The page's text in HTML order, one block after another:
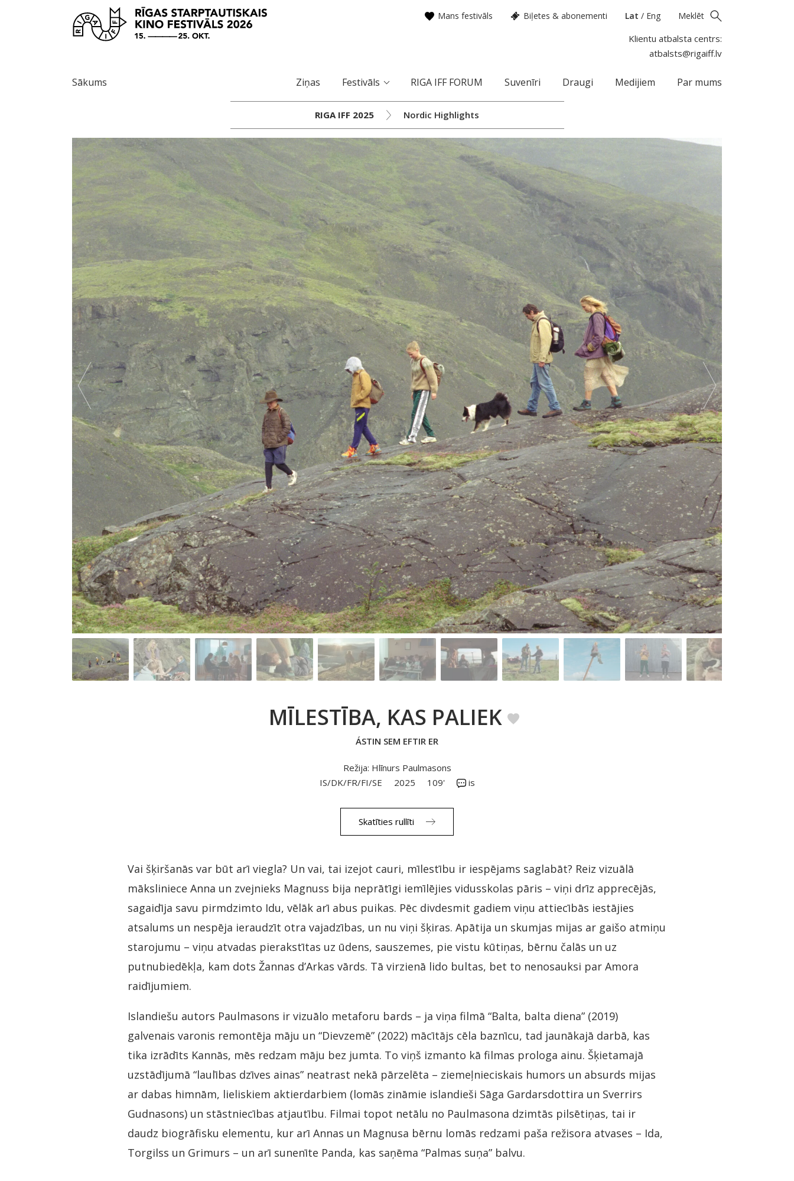
Mans festivāls Biļetes & abonementi Lat / Eng Meklēt
Klientu atbalsta centrs:
atbalsts@rigaiff.lv
Sākums Ziņas Festivāls RIGA IFF FORUM Suvenīri Draugi Medijiem Par mums
RIGA IFF 2025 Nordic Highlights
MĪLESTĪBA, KAS PALIEK
ÁSTIN SEM EFTIR ER
Režija: Hlīnurs Paulmasons
IS/DK/FR/FI/SE
2025 109' is
Skatīties rullīti
Vai šķiršanās var būt arī viegla? Un vai, tai izejot cauri, mīlestību ir iespējams saglabāt? Reiz vizuālā
māksliniece Anna un zvejnieks Magnuss bija neprātīgi iemīlējies vidusskolas pāris – viņi drīz apprecējās,
sagaidīja savu pirmdzimto Idu, vēlāk arī abus puikas. Pēc divdesmit gadiem viņu attiecībās iestājies
atsalums un nespēja ieraudzīt otra vajadzības, un nu viņi šķiras. Apātija un skumjas mijas ar gaišo atmiņu
starojumu – viņu atvadas pierakstītas uz ūdens, sauszemes, pie vistu kūtiņas, bērnu čalās un uz
putnubiedēkļa, kam dots Žannas d’Arkas vārds. Tā virzienā lido bultas, bet to nenosauksi par Amora
raidījumiem.
Islandiešu autors Paulmasons ir vizuālo metaforu bards – ja viņa filmā “Balta, balta diena” (2019)
galvenais varonis remontēja māju un “Dievzemē” (2022) mācītājs cēla baznīcu, tad jaunākajā darbā, kas
tika izrādīts Kannās, mēs redzam māju bez jumta. To viņš izmanto kā filmas prologa ainu. Šķietamajā
uzstādījumā “laulības dzīves ainas” neatrast nekā pārzelēta – ziemeļnieciskais humors un absurds mijas
ar dabas himnām, lieliskiem aktierdarbiem (lomās zināmie islandieši Sāga Gardarsdottira un Sverrirs
Gudnasons) un stāstniecības atjautību. Filmai topot netālu no Paulmasona dzimtās pilsētiņas, tai ir
daudz biogrāfisku elementu, kur arī Annas un Magnusa bērnu lomās redzami paša režisora atvases – Ida,
Torgilss un Grimurs – un arī sunenīte Panda, kas saņēma “Palmas suņa” balvu.